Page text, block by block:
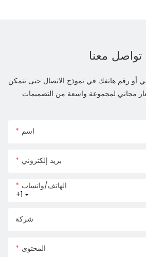
تواصل معنا
أو رقم هاتفك في نموذج الاتصال حتى نتمكن
مجاني لمجموعة واسعة من التصميمات
اسم
بريد إلكتروني
+1
الهاتف/واتساب
شركة
المحتوى